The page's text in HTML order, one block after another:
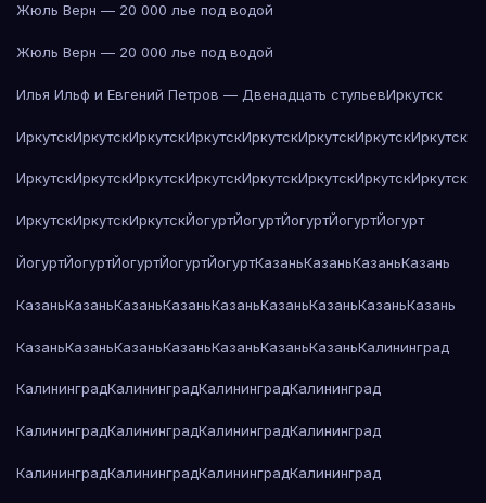
Жюль Верн — 20 000 лье под водой
Жюль Верн — 20 000 лье под водой
Илья Ильф и Евгений Петров — Двенадцать стульевИркутск
ИркутскИркутскИркутскИркутскИркутскИркутскИркутскИркутск
ИркутскИркутскИркутскИркутскИркутскИркутскИркутскИркутск
ИркутскИркутскИркутскЙогуртЙогуртЙогуртЙогуртЙогурт
ЙогуртЙогуртЙогуртЙогуртЙогуртКазаньКазаньКазаньКазань
КазаньКазаньКазаньКазаньКазаньКазаньКазаньКазаньКазань
КазаньКазаньКазаньКазаньКазаньКазаньКазаньКалининград
КалининградКалининградКалининградКалининград
КалининградКалининградКалининградКалининград
КалининградКалининградКалининградКалининград